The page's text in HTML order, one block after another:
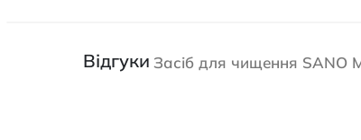
Відгуки Засіб для чищення SANO